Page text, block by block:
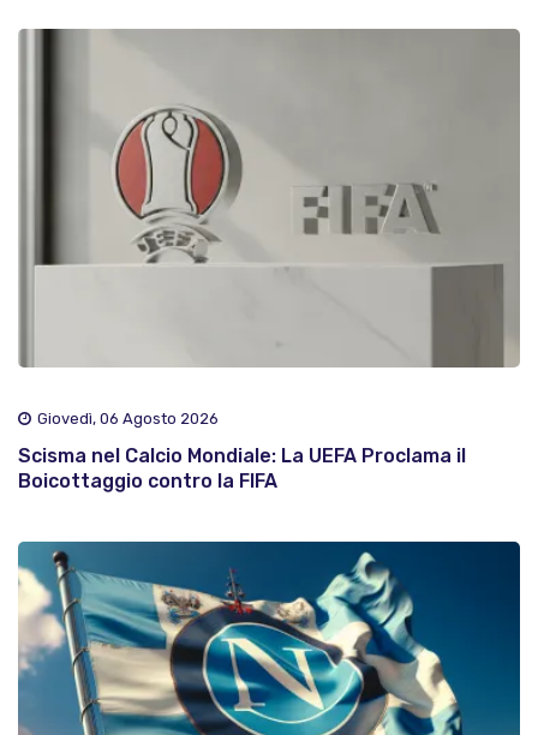
Giovedì, 06 Agosto 2026
Scisma nel Calcio Mondiale: La UEFA Proclama il
Boicottaggio contro la FIFA